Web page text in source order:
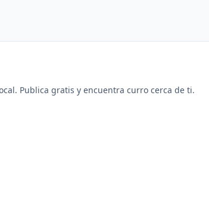
Publica gratis y encuentra curro cerca de ti.